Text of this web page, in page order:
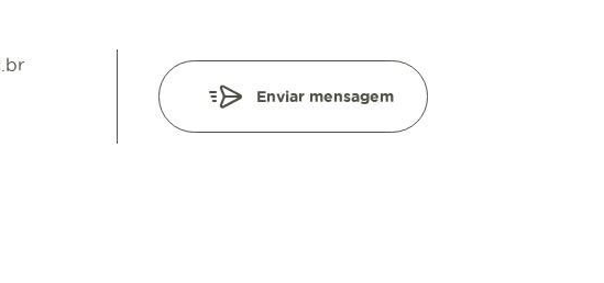
Enviar mensagem